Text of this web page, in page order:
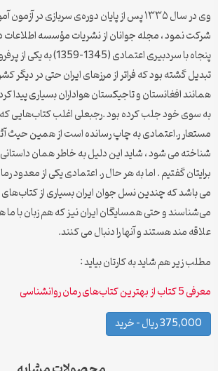
وی در سال ۱۳۳۵ پس از پایان دوره‌ی سربازی در
شرکت نمود ، مجله جوانان از نشریات مؤسسه
پنجاه با سردبیری اعتمادی
تبدیل گشته بود که فراتر از مرزهای ایران حتی در دیگر
همانند افغانستان و تاجیکستان هواداران بسیاری پیدا
به سوی خود جلب کرده بود .رجبعلی اغلب کتاب‌هایی که
مستعار ر.اعتمادی به چاپ رسانده‌ است از همین حیث
شناخته می شود ، شاید این دلیل به خاطر همان
برایتان گفتیم . اما به هر حال ر. اعتمادی یکی از معدود
می باشد که چندین نسل جوان ایران بسیاری از کتاب‌های
می‌شناسند و حتی همسایگان ایران نیز که هم زبان با
علاقه مند هستند و آنها را دنبال می کنند.
مطلب زیر هم شاید به کارتان بیاید :
معرفی 5 کتاب از بهترین کتاب‌های رمان روانشناسی
375,000 ریال – خرید